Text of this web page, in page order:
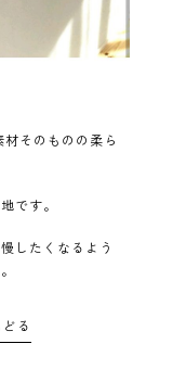
そのものの柔ら
です。
したくなるよう
る